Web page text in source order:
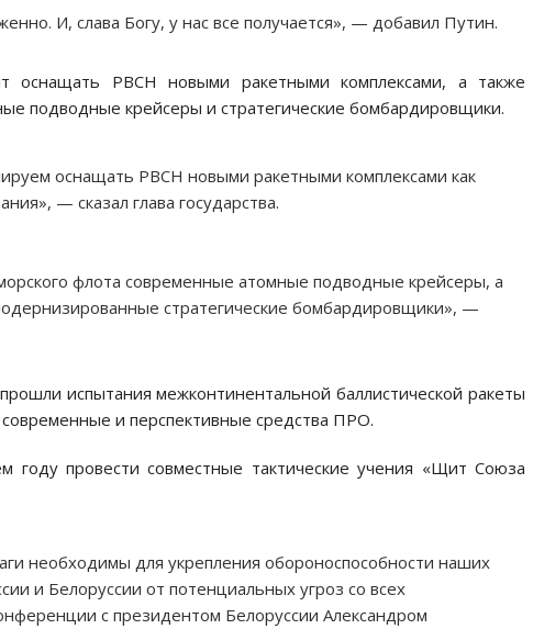
И, слава Богу, у нас все получается», — добавил Путин.
оснащать РВСН новыми ракетными комплексами, а также
подводные крейсеры и стратегические бомбардировщики.
оснащать РВСН новыми ракетными комплексами как
— сказал глава государства.
флота современные атомные подводные крейсеры, а
стратегические бомбардировщики», —
испытания межконтинентальной баллистической ракеты
и перспективные средства ПРО.
году провести совместные тактические учения «Щит Союза
необходимы для укрепления обороноспособности наших
и Белоруссии от потенциальных угроз со всех
с президентом Белоруссии Александром